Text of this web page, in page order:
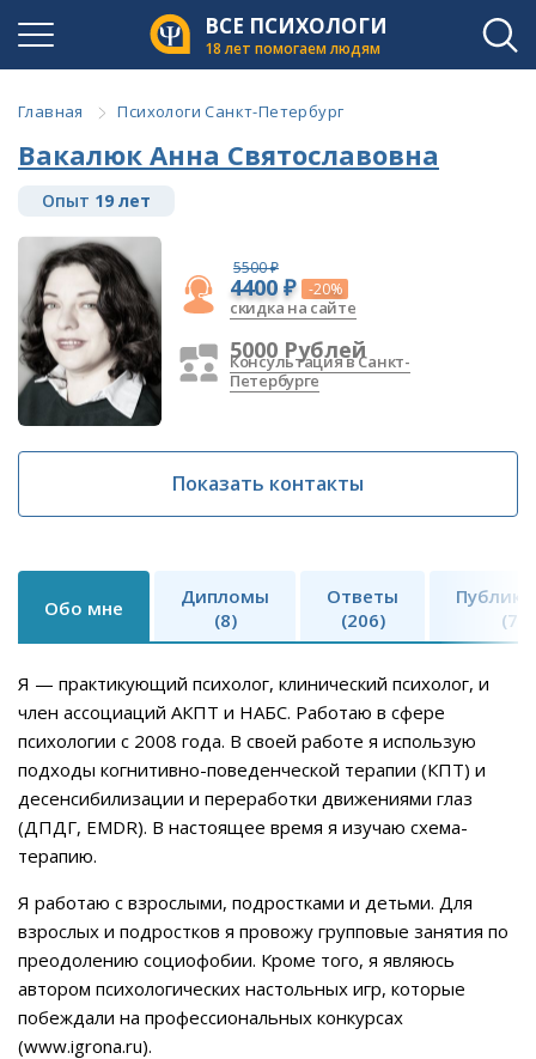
ВСЕ ПСИХОЛОГИ
18 лет помогаем людям
Главная Психологи Санкт-Петербург
Вакалюк Анна Святославовна
Опыт 19 лет
5500 ₽
4400 ₽ -20%
скидка на сайте
5000 Рублей
Консультация в Санкт-
Петербурге
Показать контакты
Обо мне
Дипломы
(8)
Ответы
(206)
(7)
Я — практикующий психолог, клинический психолог, и
член ассоциаций АКПТ и НАБС. Работаю в сфере
психологии с 2008 года. В своей работе я использую
подходы когнитивно-поведенческой терапии (КПТ) и
десенсибилизации и переработки движениями глаз
(ДПДГ, EMDR). В настоящее время я изучаю схема-
терапию.
Я работаю с взрослыми, подростками и детьми. Для
взрослых и подростков я провожу групповые занятия по
преодолению социофобии. Кроме того, я являюсь
автором психологических настольных игр, которые
побеждали на профессиональных конкурсах
(www.igrona.ru).